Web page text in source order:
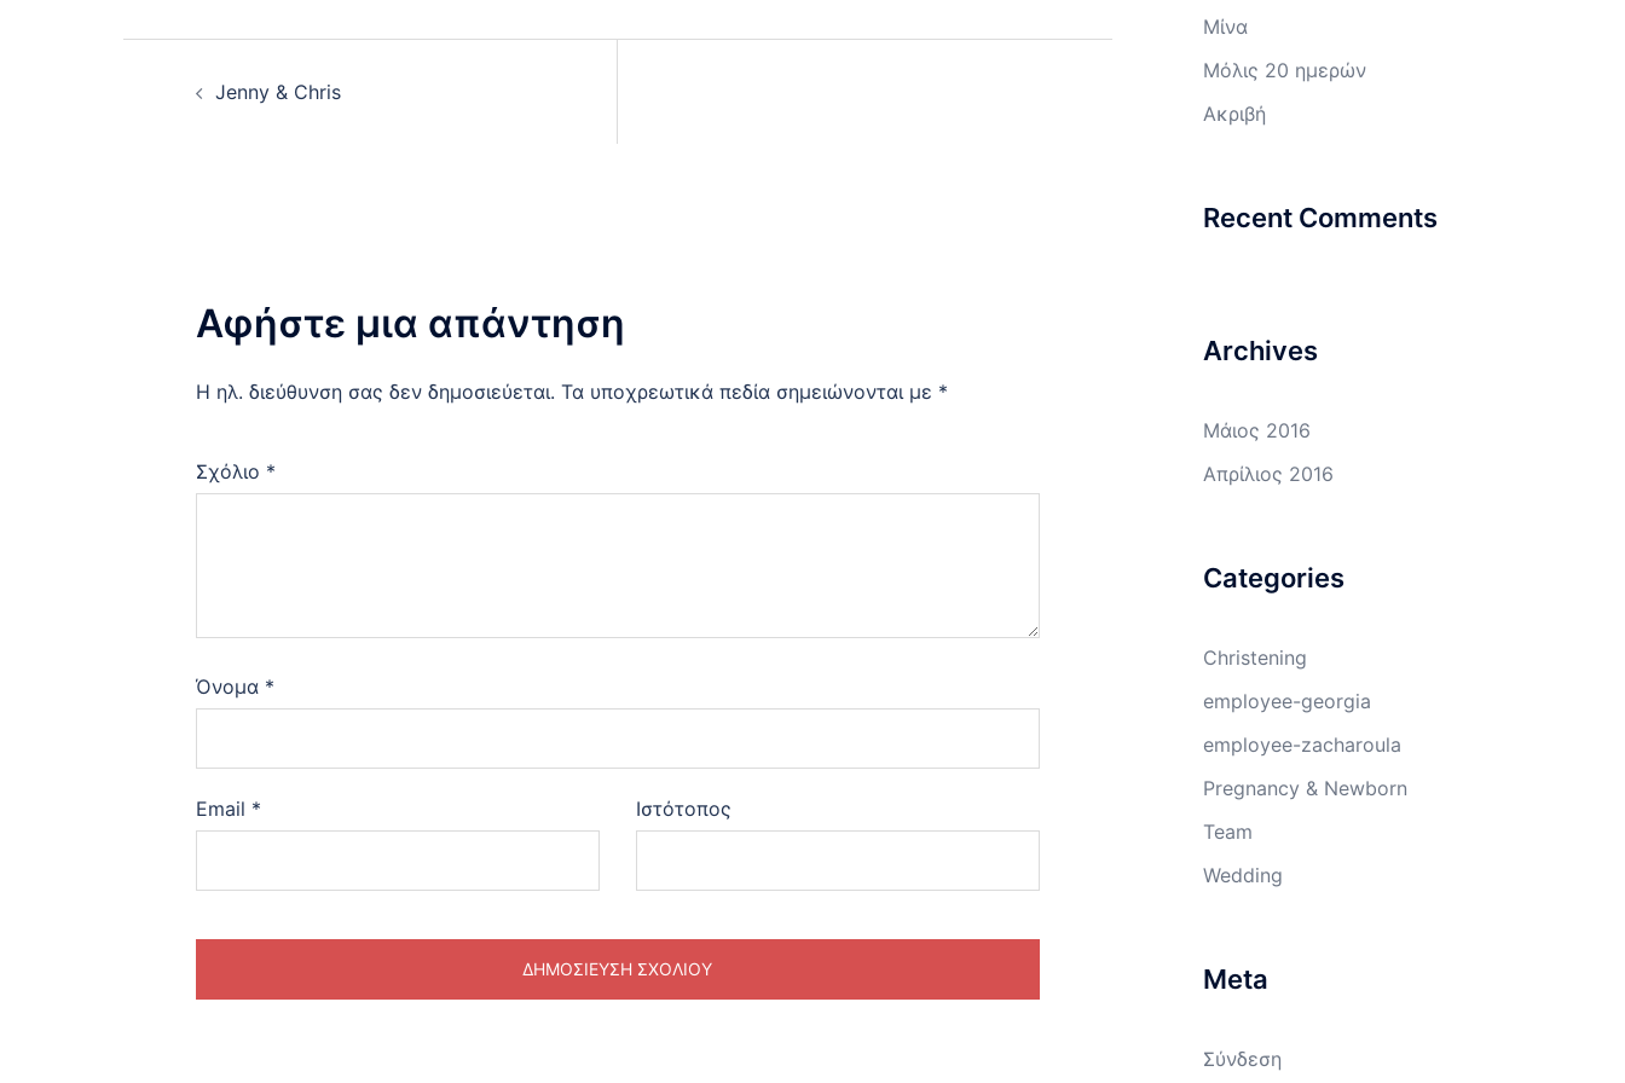
navigation
Jenny & Chris
Αφήστε μια απάντηση
Η ηλ. διεύθυνση σας δεν δημοσιεύεται. Τα υποχρεωτικά πεδία σημειώνονται με *
Σχόλιο *
Όνομα *
Email * Ιστότοπος
Μίνα
Μόλις 20 ημερών
Ακριβή
Recent Comments
Archives
Μάιος 2016
Απρίλιος 2016
Categories
Christening
employee-georgia
employee-zacharoula
Pregnancy & Newborn
Team
Wedding
Meta
Σύνδεση